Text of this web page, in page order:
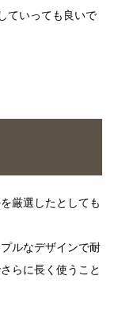
ていっても良いで
厳選したとしても
ルなデザインで耐
らに長く使うこと